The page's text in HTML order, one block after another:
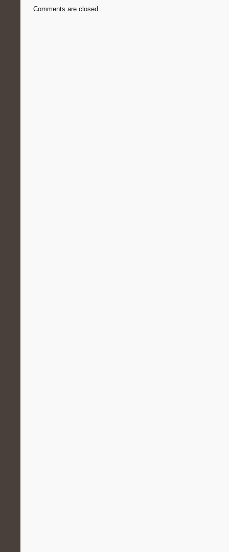
Comments are closed.